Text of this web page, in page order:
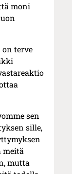
moni
terve
sen
sille,
meitä
mutta